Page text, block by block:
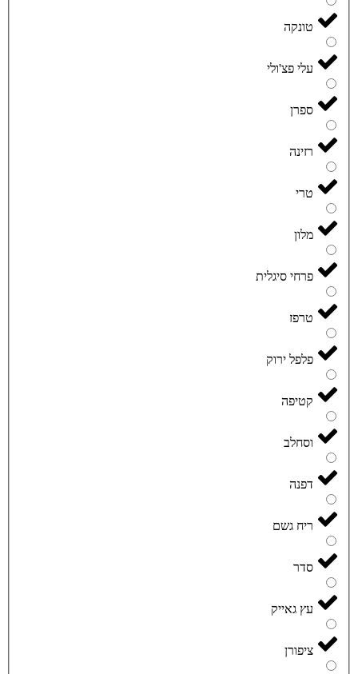
טונקה
עלי פצ'ולי
ספרן
רזינה
טרי
מלון
פרחי סיגלית
טרפז
פלפל ירוק
קטיפה
וסחלב
דפנה
ריח גשם
סדר
עץ גאייק
ציפורן